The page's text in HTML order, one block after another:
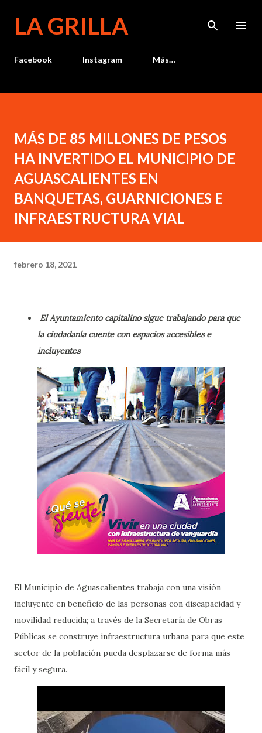
LA GRILLA
Facebook Instagram Más…
MÁS DE 85 MILLONES DE PESOS
HA INVERTIDO EL MUNICIPIO DE
AGUASCALIENTES EN
BANQUETAS, GUARNICIONES E
INFRAESTRUCTURA VIAL
febrero 18, 2021
El Ayuntamiento capitalino sigue trabajando para que
la ciudadanía cuente con espacios accesibles e
incluyentes
El Municipio de Aguascalientes trabaja con una visión
incluyente en beneficio de las personas con discapacidad y
movilidad reducida; a través de la Secretaría de Obras
Públicas se construye infraestructura urbana para que este
sector de la población pueda desplazarse de forma más
fácil y segura.